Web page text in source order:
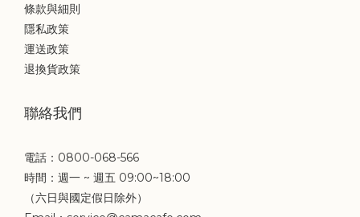
條款與細則
隱私政策
運送政策
退換貨政策
聯絡我們
電話：0800-068-566
時間：週一 ~ 週五 09:00~18:00
（六日與國定假日除外）